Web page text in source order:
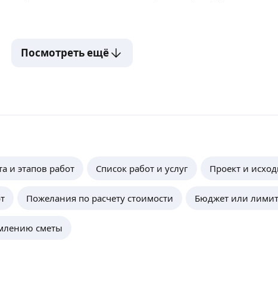
Посмотреть ещё
и этапов работ Список работ и услуг Проект и
Пожелания по расчету стоимости Бюджет или лимит
сметы